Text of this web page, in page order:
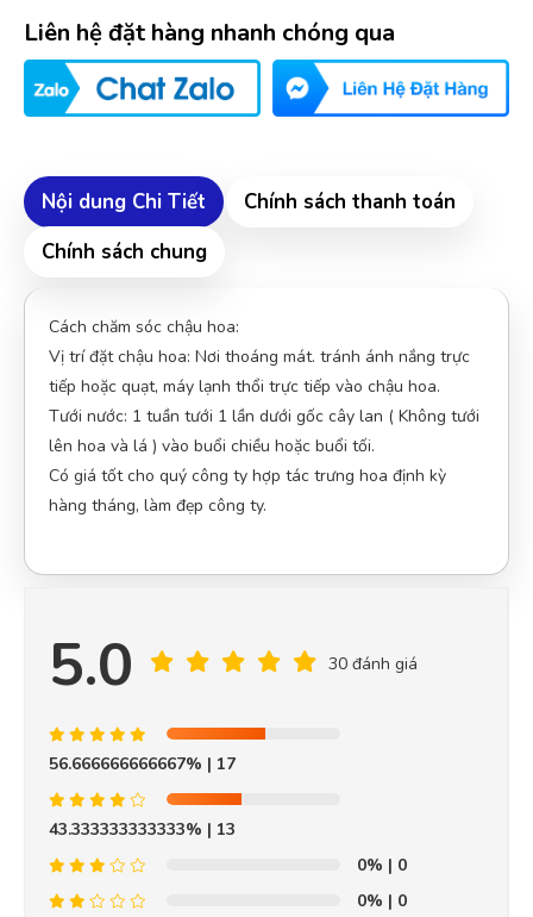
Liên hệ đặt hàng nhanh chóng qua
Nội dung Chi Tiết
Chính sách thanh toán
Chính sách chung
Cách chăm sóc chậu hoa:
Vị trí đặt chậu hoa: Nơi thoáng mát. tránh ánh nắng trực
tiếp hoặc quạt, máy lạnh thổi trực tiếp vào chậu hoa.
Tưới nước: 1 tuần tưới 1 lần dưới gốc cây lan ( Không tưới
lên hoa và lá ) vào buổi chiều hoặc buổi tối.
Có giá tốt cho quý công ty hợp tác trưng hoa định kỳ
hàng tháng, làm đẹp công ty.
5.0 30 đánh giá
56.666666666667% | 17
43.333333333333% | 13
0% | 0
0% | 0
Nguyễn Thị Trang đã mua sản phẩm Hoa Lan
Tiểu Cảnh 005
PN
Phi Pha Nguyễn
được bạn bè giới thiệu nên mới dùng thử, phải nói là số 1
AN
An Nhiên
(Đánh giá 2 năm trước)
Lần đầu đến nhưng rất hài lòng về cung cách phục vụ tại
DL
Diệu Liên
(Đánh giá 2 năm trước)
Shop tư vấn nhiệt tình, cặn kẽ tôi rất thích
HN
(Đánh giá 2 năm trước)
TH
Tạ Quang Hòa
(Đánh giá 2 năm trước)